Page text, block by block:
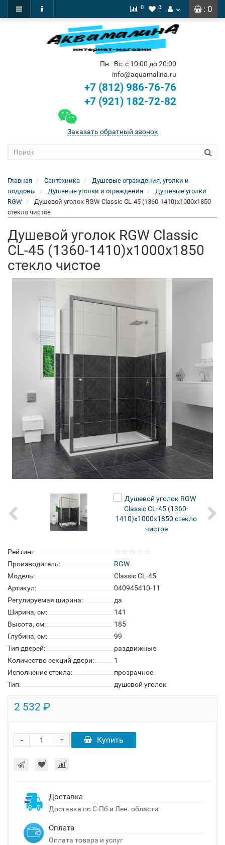
: 0
0 0
Пн - Вс: с 10:00 до 20:00
info@aquamalina.ru
+7 (812) 986-76-76
+7 (921) 182-72-82
Заказать обратный звонок
Главная Сантехника
Душевые ограждения, уголки и
поддоны
Душевые уголки и ограждения
Душевые уголки
RGW
Душевой уголок RGW Classic CL-45 (1360-1410)x1000x1850
стекло чистое
Душевой уголок RGW Classic
CL-45 (1360-1410)x1000x1850
стекло чистое
Рейтинг:
Производитель:
RGW
Модель:
Classic CL-45
Артикул:
040945410-11
Регулируемая ширина:
да
Ширина, см:
141
Высота, см:
185
Глубина, см:
99
Тип дверей:
раздвижные
Количество секций двери:
1
Исполнение стекла:
прозрачное
Тип:
душевой уголок
2 532 ₽
+
- Купить
Доставка
Доставка по С-Пб и Лен. области
Оплата
Оплата товара и услуг